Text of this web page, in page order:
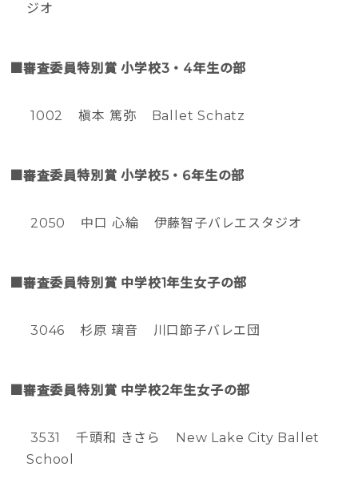
ジオ
■審査委員特別賞 小学校3・4年生の部
1002 槇本 篤弥 Ballet Schatz
■審査委員特別賞 小学校5・6年生の部
2050 中口 心綸 伊藤智子バレエスタジオ
■審査委員特別賞 中学校1年生女子の部
3046 杉原 璃音 川口節子バレエ団
■審査委員特別賞 中学校2年生女子の部
3531 千頭和 きさら New Lake City Ballet
School